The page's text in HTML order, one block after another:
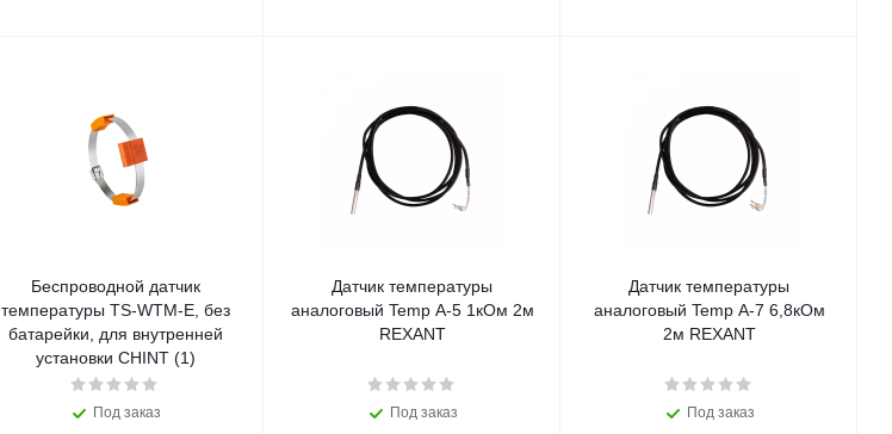
Беспроводной датчик
температуры TS-WTM-E, без
батарейки, для внутренней
установки CHINT (1)
Под заказ
Датчик температуры
аналоговый Temp A-5 1кОм 2м
REXANT
Под заказ
Датчик температуры
аналоговый Temp A-7 6,8кОм
2м REXANT
Под заказ